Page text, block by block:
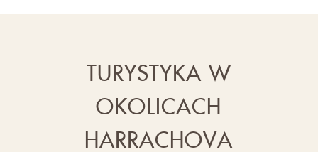
TURYSTYKA W
OKOLICACH
HARRACHOVA